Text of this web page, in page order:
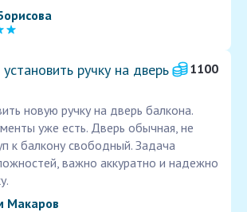
ручку на дверь
1100
новую ручку на дверь балкона.
уже есть. Дверь обычная, не
к балкону свободный. Задача
важно аккуратно и надежно
Макаров